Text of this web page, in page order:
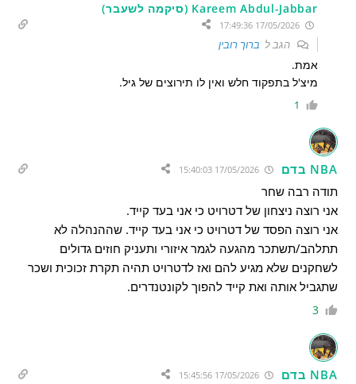
Kareem Abdul-Jabbar (סיקמה לשעבר)
17/05/2026 17:49:36
הגב ל ברוך רובין
אמת.
מיצ'ל בתפקוד חלש ואין לו תירוצים של גיל.
1
NBA בדם 17/05/2026 15:40:03
תודה רבה שחר
אני רוצה ניצחון של דטרויט כי אני בעד קייד.
אני רוצה הפסד של דטרויט כי אני בעד קייד. שההנהלה לא
תתלהב/תשתכר מהגעה לגמר איזורי ותעניק חוזים גדולים
לשחקנים שלא מגיע להם ואז לדטרויט תהיה תקרת זכוכית ושכר
שתגביל אותה ואת קייד להפוך לקונטנדרים.
3
NBA בדם 17/05/2026 15:45:56